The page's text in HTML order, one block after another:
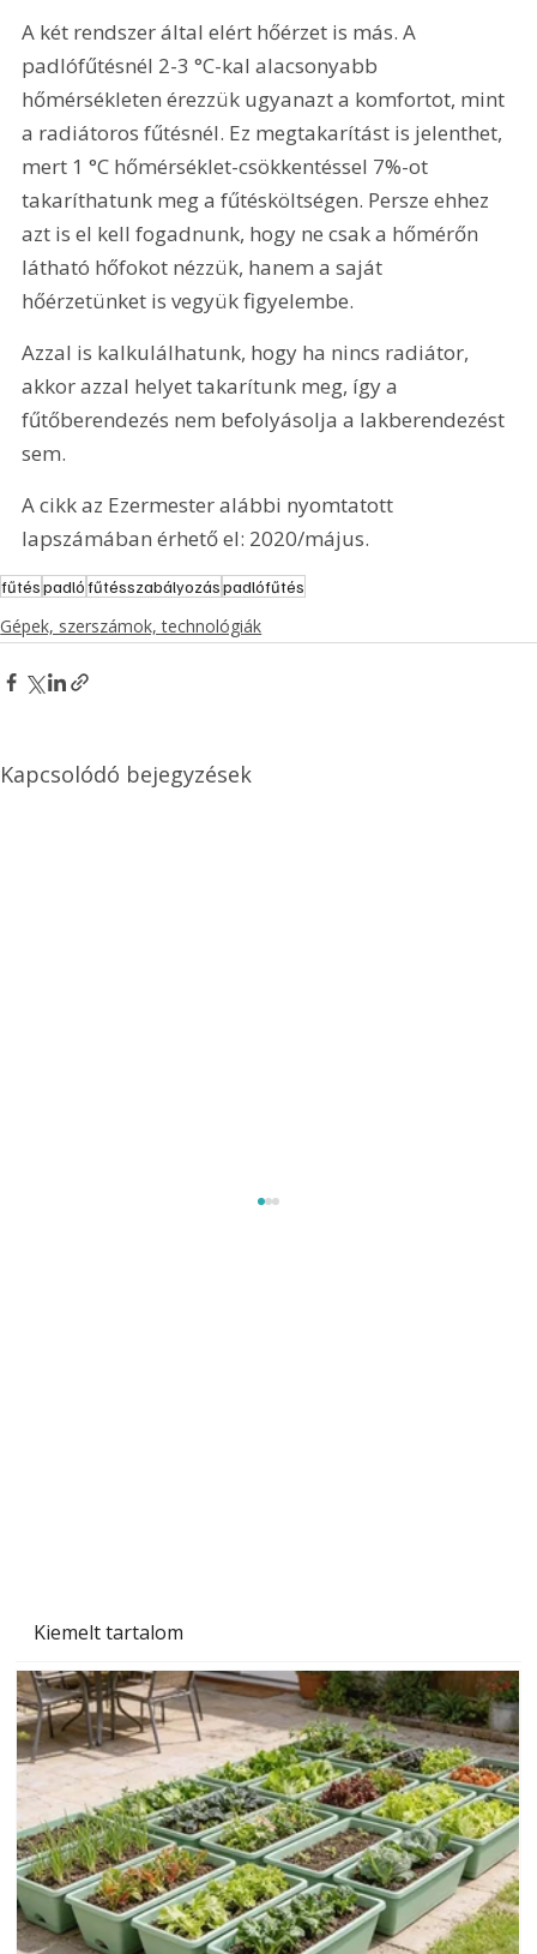
Kiemelt tartalom
A két rendszer által elért hőérzet is más. A
padlófűtésnél 2-3 °C-kal alacsonyabb
hőmérsékleten érezzük ugyanazt a komfortot, mint
a radiátoros fűtésnél. Ez megtakarítást is jelenthet,
mert 1 °C hőmérséklet-csökkentéssel 7%-ot
takaríthatunk meg a fűtésköltségen. Persze ehhez
azt is el kell fogadnunk, hogy ne csak a hőmérőn
látható hőfokot nézzük, hanem a saját
hőérzetünket is vegyük figyelembe.
Azzal is kalkulálhatunk, hogy ha nincs radiátor,
akkor azzal helyet takarítunk meg, így a
fűtőberendezés nem befolyásolja a lakberendezést
sem.
A cikk az Ezermester alábbi nyomtatott
lapszámában érhető el: 2020/május.
fűtéspadlófűtésszabályozáspadlófűtés
Gépek, szerszámok, technológiák
Kapcsolódó bejegyzések